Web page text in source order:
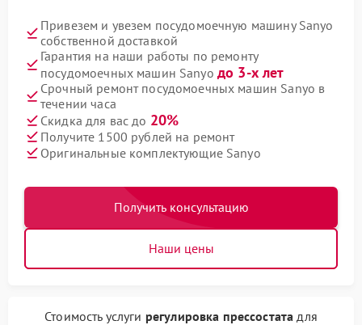
Привезем и увезем посудомоечную машину Sanyo
собственной доставкой
Гарантия на наши работы по ремонту
посудомоечных машин Sanyo до 3-х лет
Срочный ремонт посудомоечных машин Sanyo в
течении часа
Скидка для вас до 20%
Получите 1500 рублей на ремонт
Оригинальные комплектующие Sanyo
Получить консультацию
Наши цены
Стоимость услуги регулировка прессостата для